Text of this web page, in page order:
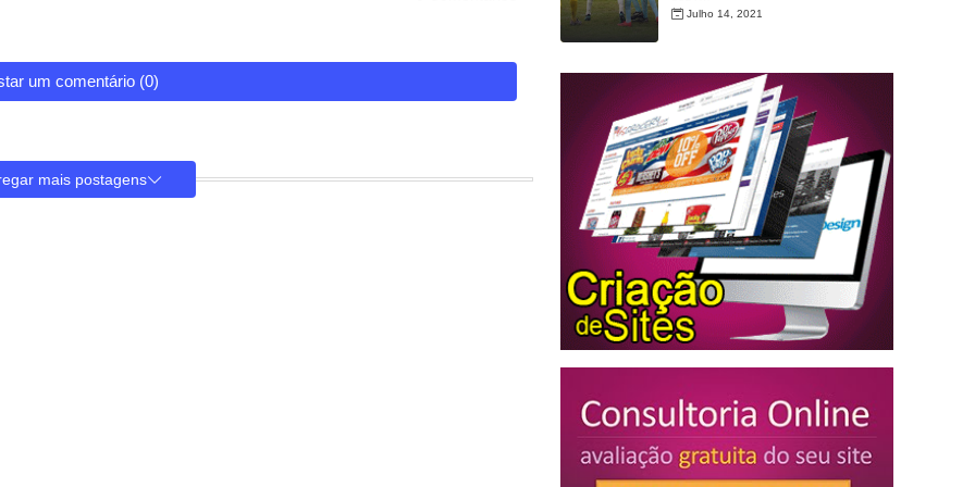
um comentário (0)
mais postagens
Julho 14, 2021